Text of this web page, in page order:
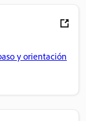
y orientación